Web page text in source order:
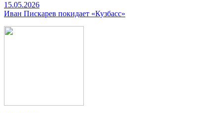
15.05.2026
Иван Пискарев покидает «Кузбасс»